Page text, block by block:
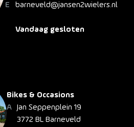
barneveld@jansen2wielers.nl
Vandaag gesloten
Bikes & Occasions
Jan Seppenplein 19
3772 BL Barneveld